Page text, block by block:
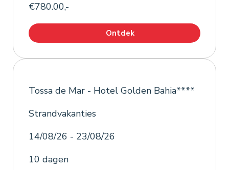
€780.00,-
Ontdek
Tossa de Mar - Hotel Golden Bahia****
Strandvakanties
14/08/26 - 23/08/26
10 dagen